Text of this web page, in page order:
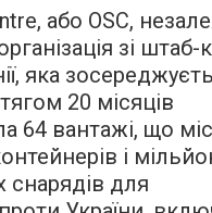
або OSC,
зі штаб-
яка
20 місяців
64 вантажі, що
і
снарядів для